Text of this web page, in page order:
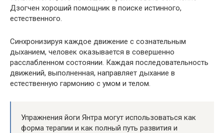
Дзогчен хороший помощник в поиске истинного,
естественного.
Синхронизируя каждое движение с сознательным
дыханием, человек оказывается в совершенно
расслабленном состоянии. Каждая последовательность
движений, выполненная, направляет дыхание в
естественную гармонию с умом и телом.
Упражнения йоги Янтра могут использоваться как
форма терапии и как полный путь развития и